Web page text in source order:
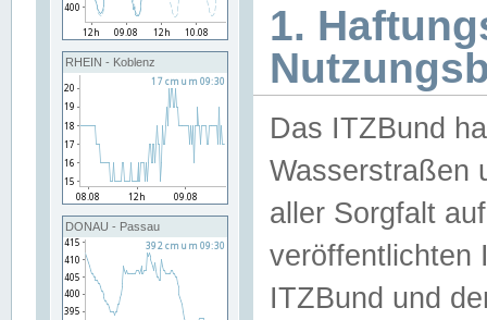
RHEIN - Koblenz
DONAU - Passau
1.
Das ITZBund
Wasserstraßen
aller Sorgfalt
veröffentlichten
ITZBund und